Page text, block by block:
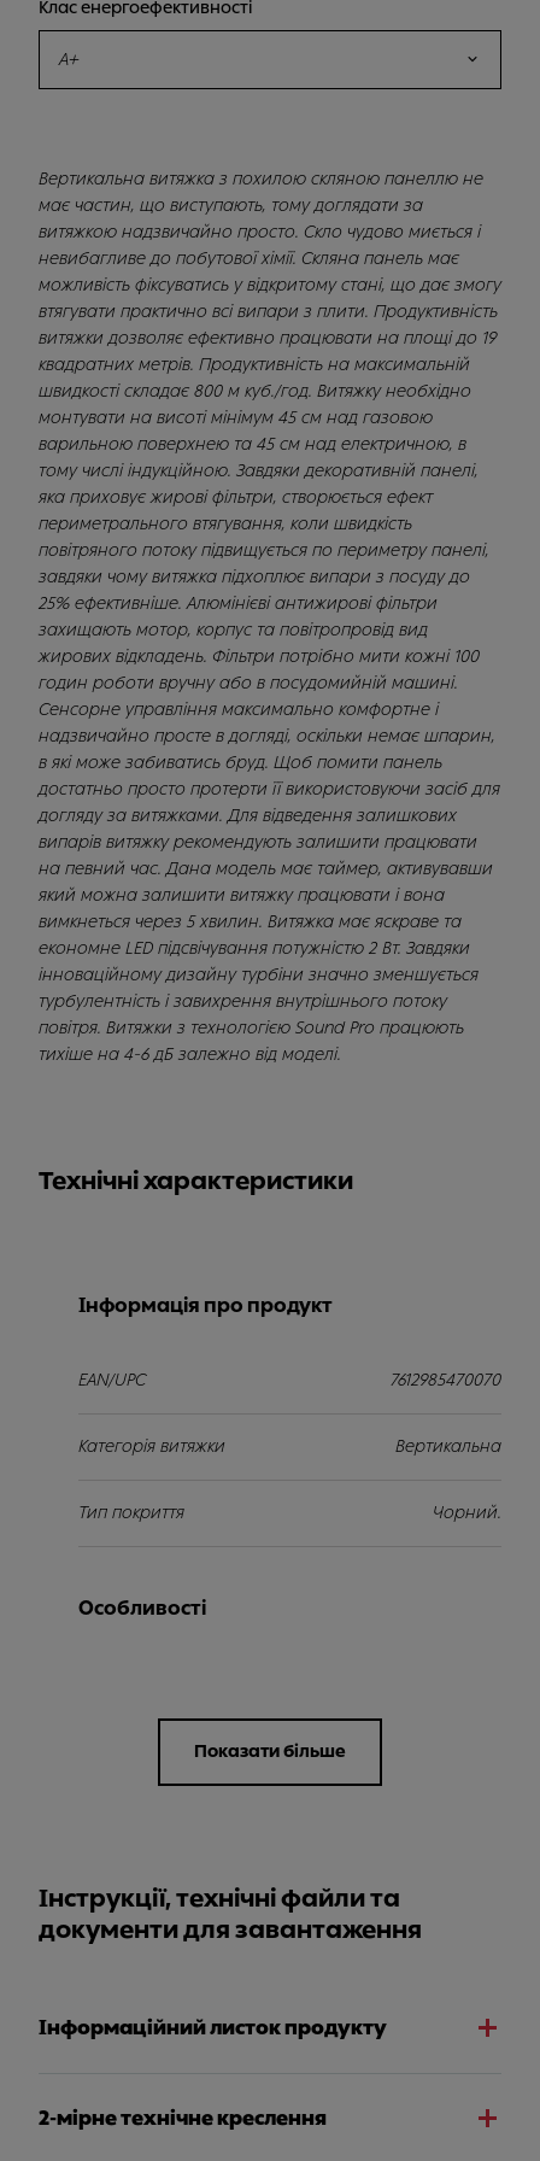
Клас енергоефективності
A+
Вертикальна витяжка з похилою скляною панеллю не
має частин, що виступають, тому доглядати за
витяжкою надзвичайно просто. Скло чудово миється і
невибагливе до побутової хімії. Скляна панель має
можливість фіксуватись у відкритому стані, що дає змогу
втягувати практично всі випари з плити. Продуктивність
витяжки дозволяє ефективно працювати на площі до 19
квадратних метрів. Продуктивність на максимальній
швидкості складає 800 м куб./год. Витяжку необхідно
монтувати на висоті мінімум 45 см над газовою
варильною поверхнею та 45 см над електричною, в
тому числі індукційною. Завдяки декоративній панелі,
яка приховує жирові фільтри, створюється ефект
периметрального втягування, коли швидкість
повітряного потоку підвищується по периметру панелі,
завдяки чому витяжка підхоплює випари з посуду до
25% ефективніше. Алюмінієві антижирові фільтри
захищають мотор, корпус та повітропровід вид
жирових відкладень. Фільтри потрібно мити кожні 100
годин роботи вручну або в посудомийній машині.
Сенсорне управління максимально комфортне і
надзвичайно просте в догляді, оскільки немає шпарин,
в які може забиватись бруд. Щоб помити панель
достатньо просто протерти її використовуючи засіб для
догляду за витяжками. Для відведення залишкових
випарів витяжку рекомендують залишити працювати
на певний час. Дана модель має таймер, активувавши
який можна залишити витяжку працювати і вона
вимкнеться через 5 хвилин. Витяжка має яскраве та
економне LED підсвічування потужністю 2 Вт. Завдяки
інноваційному дизайну турбіни значно зменшується
турбулентність і завихрення внутрішнього потоку
повітря. Витяжки з технологією Sound Pro працюють
тихіше на 4-6 дБ залежно від моделі.
Технічні характеристики
Інформація про продукт
EAN/UPC 7612985470070
Категорія витяжки Вертикальна
Тип покриття Чорний.
Особливості
Показати більше
Інструкції, технічні файли та
документи для завантаження
Інформаційний листок продукту
2-мірне технічне креслення